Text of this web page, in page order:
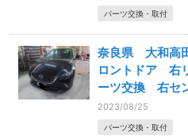
パーツ交換・取付
奈良県 大和高
ロントドア 右
ーツ交換 右セ
2023/08/25
パーツ交換・取付